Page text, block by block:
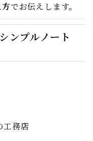
でお伝えします。
ンプルノート
工務店